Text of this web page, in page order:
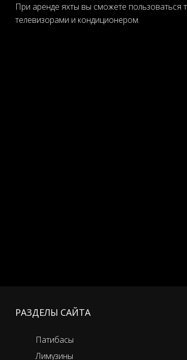
При аренде яхты вы сможете пользоваться
телевизорами и кондиционером.
РАЗДЕЛЫ САЙТА
Патибасы
Лимузины